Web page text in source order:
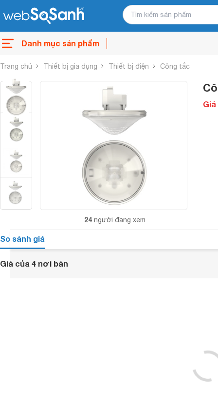
Danh mục sản phẩm
Trang chủ Thiết bị gia dụng Thiết bị điện Công tắc
24 người đang xem
Giá
So sánh giá
Giá của 4 nơi bán